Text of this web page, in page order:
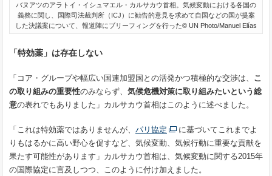
バヌアツのアラトイ・イシュマエル・カルサカウ首相。気候変動における各国の
義務に関し、国際司法裁判所（ICJ）に勧告的意見を求めて自国などの国が提案
した決議案について、報道陣にブリーフィングを行った© UN Photo/Manuel Elías
「特効薬」は存在しない
「コア・グループや幅広い国連加盟国との活発かつ積極的な交渉は、 こ
の取り組みの重要性のみならず、 気候危機対策に取り組みたいという総
意の表れでもありました」カルサカウ首相はこのように述べました。
「これは特効薬ではありませんが、 パリ協定
に基づいてこれまでよ
りもはるかに高い野心を促すなど、気候変動、気候行動に重要な貢献を
果たす可能性があります」カルサカウ首相は、気候変動に関する2015年
の国際協定に言及しつつ、このように付け加えました。